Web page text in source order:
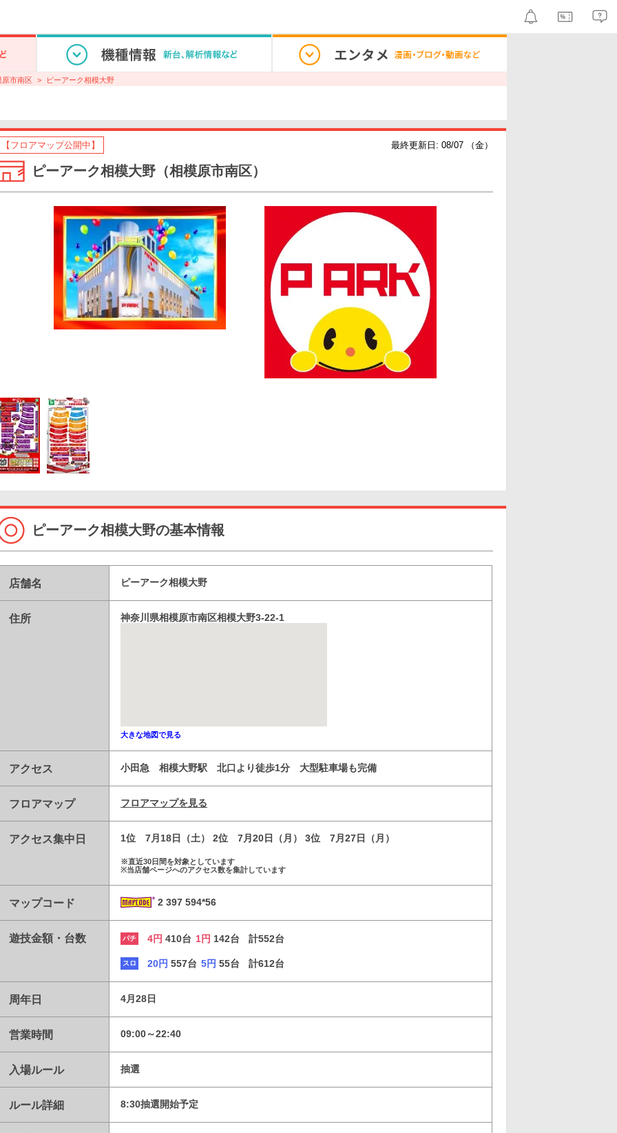
原市南区 ピーアーク相模大野
【フロアマップ公開中】 最終更新日: 08/07 （金）
ピーアーク相模大野（相模原市南区）
ピーアーク相模大野の基本情報
店舗名 ピーアーク相模大野
住所 神奈川県相模原市南区相模大野3-22-1
大きな地図で見る
アクセス 小田急 相模大野駅 北口より徒歩1分 大型駐車場も完備
フロアマップ フロアマップを見る
アクセス集中日 1位 7月18日（土） 2位 7月20日（月） 3位 7月27日（月）
※直近30日間を対象としています
※当店舗ページへのアクセス数を集計しています
マップコード 2 397 594*56
遊技金額・台数 パチ 4円 410台 1円 142台 計552台
スロ 20円 557台 5円 55台 計612台
周年日 4月28日
営業時間 09:00～22:40
入場ルール 抽選
ルール詳細 8:30抽選開始予定